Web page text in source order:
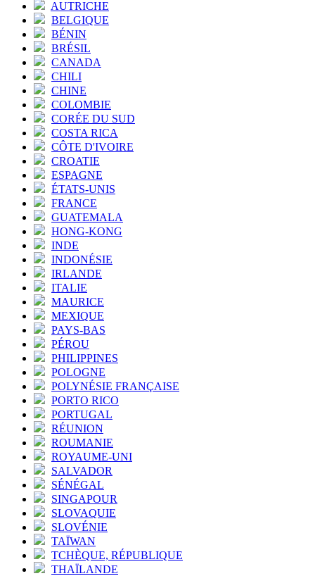
AUTRICHE
BELGIQUE
BÉNIN
BRÉSIL
CANADA
CHILI
CHINE
COLOMBIE
CORÉE DU SUD
COSTA RICA
CÔTE D'IVOIRE
CROATIE
ESPAGNE
ÉTATS-UNIS
FRANCE
GUATEMALA
HONG-KONG
INDE
INDONÉSIE
IRLANDE
ITALIE
MAURICE
MEXIQUE
PAYS-BAS
PÉROU
PHILIPPINES
POLOGNE
POLYNÉSIE FRANÇAISE
PORTO RICO
PORTUGAL
RÉUNION
ROUMANIE
ROYAUME-UNI
SALVADOR
SÉNÉGAL
SINGAPOUR
SLOVAQUIE
SLOVÉNIE
TAÏWAN
TCHÈQUE, RÉPUBLIQUE
THAÏLANDE